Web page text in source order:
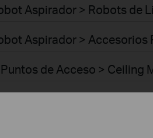
Aspirador > Robots de
Aspirador > Accesorios
de Acceso > Ceiling
de Acceso > Desktop